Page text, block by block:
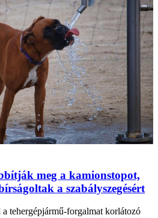
meg a kamionstopot,
a szabályszegésért
a tehergépjármű-forgalmat korlátozó